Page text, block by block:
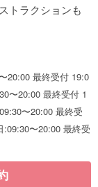
トラクションも
20:00 最終受付 19:0
〜20:00 最終受付 1
〜20:00 最終受
〜20:00 最終受